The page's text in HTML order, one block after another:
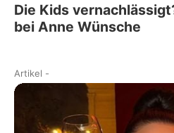
Die Kids
bei Anne Wünsche
Artikel -